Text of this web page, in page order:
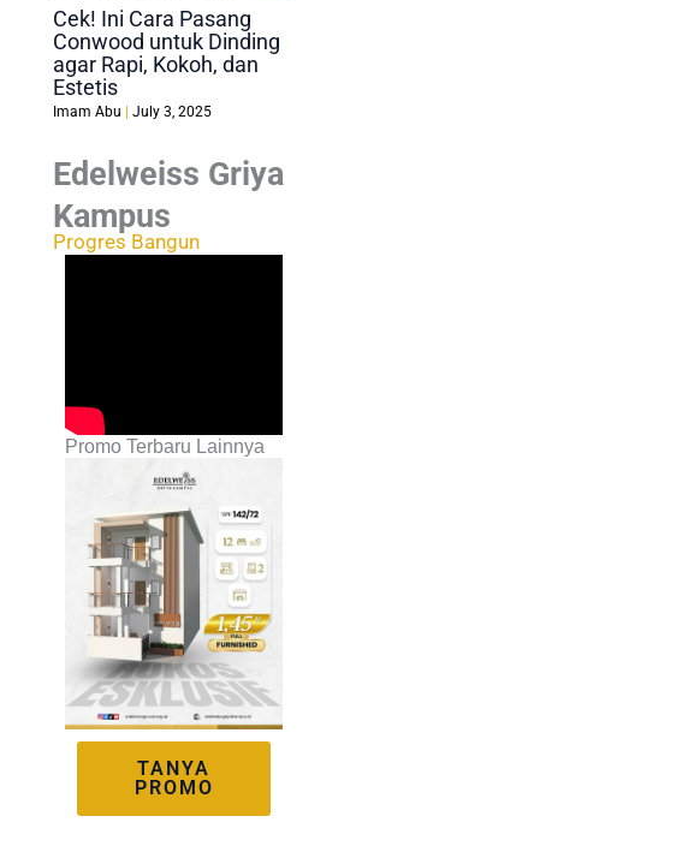
Cek! Ini Cara Pasang
Conwood untuk Dinding
agar Rapi, Kokoh, dan
Estetis
Imam Abu July 3, 2025
Edelweiss Griya
Kampus
Progres Bangun
Promo Terbaru Lainnya
TANYA
PROMO